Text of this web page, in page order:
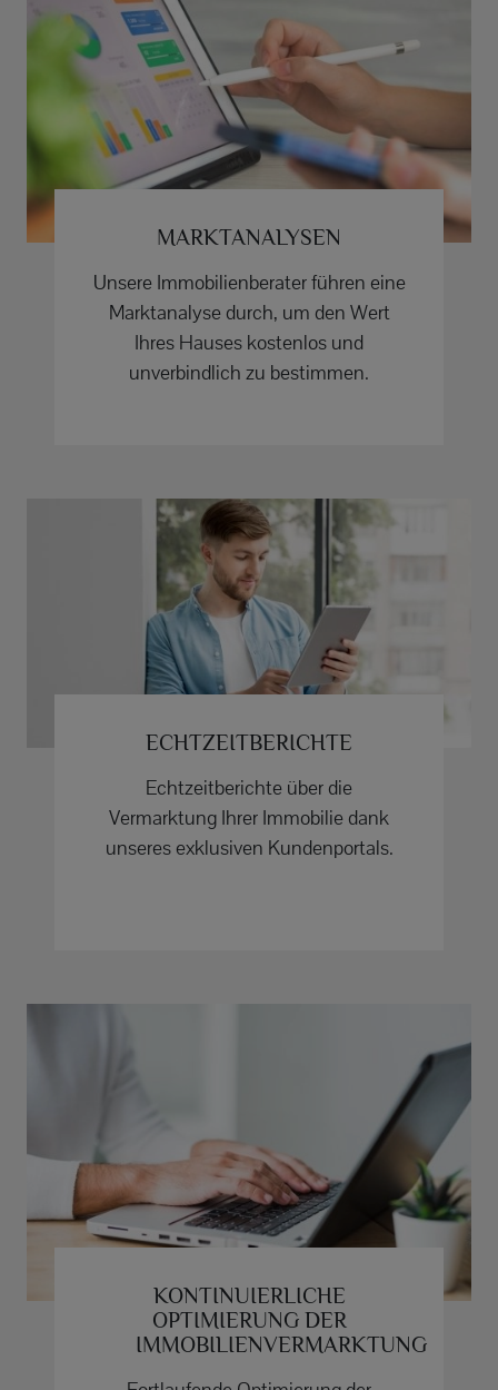
MARKTANALYSEN
Unsere Immobilienberater führen eine
Marktanalyse durch, um den Wert
Ihres Hauses kostenlos und
unverbindlich zu bestimmen.
ECHTZEITBERICHTE
Echtzeitberichte über die
Vermarktung Ihrer Immobilie dank
unseres exklusiven Kundenportals.
KONTINUIERLICHE
OPTIMIERUNG DER
IMMOBILIENVERMARKTUNG